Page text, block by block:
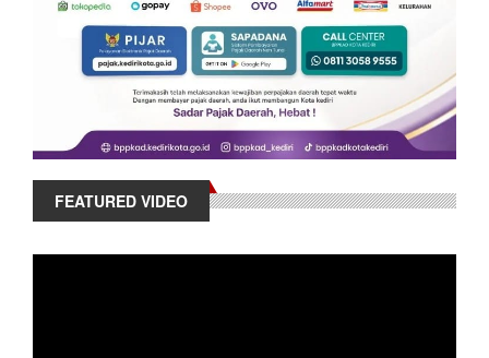
FEATURED VIDEO